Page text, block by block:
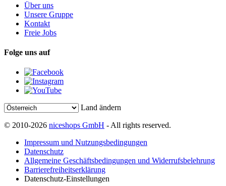
Über uns
Unsere Gruppe
Kontakt
Freie Jobs
Folge uns auf
Land ändern
© 2010-2026 niceshops GmbH - All rights reserved.
Impressum und Nutzungsbedingungen
Datenschutz
Allgemeine Geschäftsbedingungen und Widerrufsbelehrung
Barrierefreiheitserklärung
Datenschutz-Einstellungen